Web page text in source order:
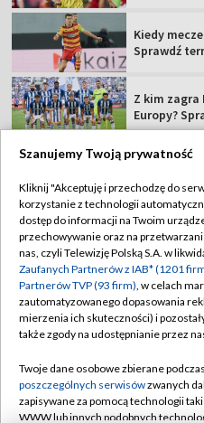
Kiedy
Sprawdź
Z kim zagra
Europy?
Biuro
Oferta
Rada
Polityka
Biuro
Szanujemy Twoją prywatność
Kliknij "Akceptuję i przechodzę do
korzystanie z technologii
dostęp do informacji na Twoim
przechowywanie oraz na
nas, czyli Telewizję Polską S.A. w
Zaufanych Partnerów z IAB* (1201
Partnerów TVP (93 firm), w celach
zautomatyzowanego dopasowania
mierzenia ich skuteczności) i
także zgody na udostępnianie przez
Twoje dane osobowe zbierane
poszczególnych serwisówzwanych
zapisywane za pomocą technologii
WWW lub innych podobnych